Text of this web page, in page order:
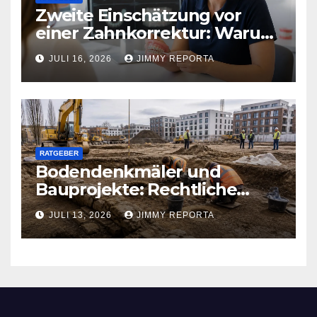
Zweite Einschätzung vor
einer Zahnkorrektur: Warum
sich ein weiterer Blick lohnen
kann
JULI 16, 2026 JIMMY REPORTA
RATGEBER
Bodendenkmäler und
Bauprojekte: Rechtliche
Pflichten und praktischer
Ablauf
JULI 13, 2026 JIMMY REPORTA